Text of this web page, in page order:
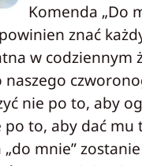
Komenda „Do
znać
w codziennym
naszego
nie po to, aby
to, aby dać mu
mnie” zostanie